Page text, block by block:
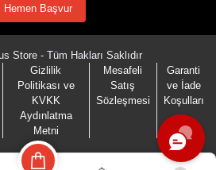
Hemen Başvur
Store - Tüm Hakları Saklıdır
Gizlilik
Politikası ve
KVKK
Aydınlatma
Metni
Mesafeli
Satış
Sözleşmesi
Garanti
ve İade
Koşulları